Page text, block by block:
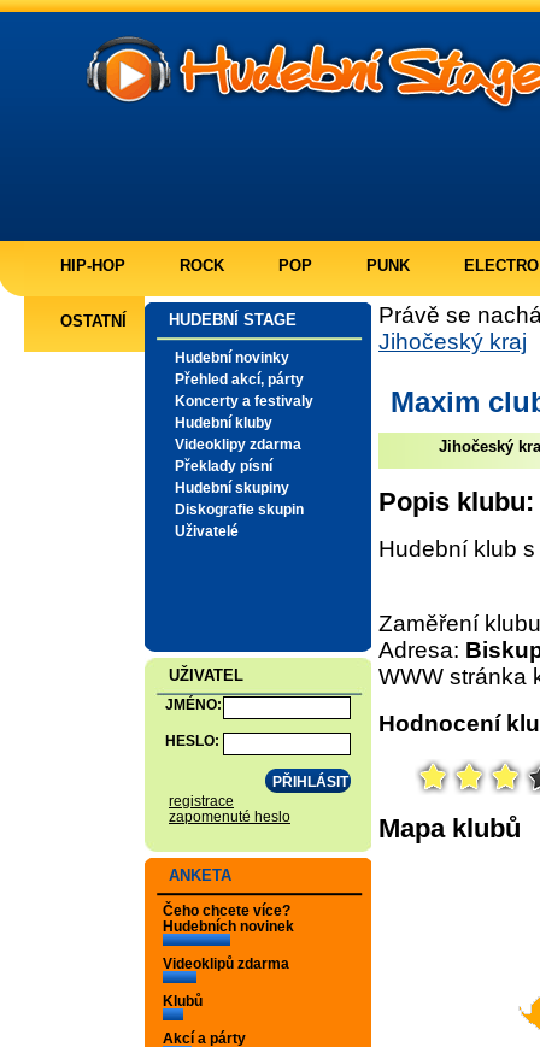
HIP-HOP ROCK POP PUNK ELECTRO
OSTATNÍ HUDEBNÍ STAGE
Hudební novinky
Přehled akcí, párty
Koncerty a festivaly
Hudební kluby
Videoklipy zdarma
Překlady písní
Hudební skupiny
Diskografie skupin
Uživatelé
UŽIVATEL
JMÉNO:
HESLO:
registrace
zapomenuté heslo
ANKETA
Čeho chcete více?
Hudebních novinek
Videoklipů zdarma
Klubů
Akcí a párty
Právě se
Jihočeský kraj
Maxim
Jihočeský
Popis klubu:
Hudební klub
Zaměření
Adresa:
WWW stránka
Hodnocení
Mapa klubů